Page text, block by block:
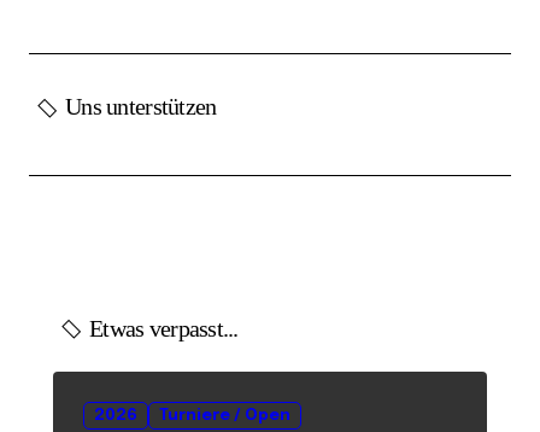
Uns unterstützen
Etwas verpasst...
2026 Turniere / Open